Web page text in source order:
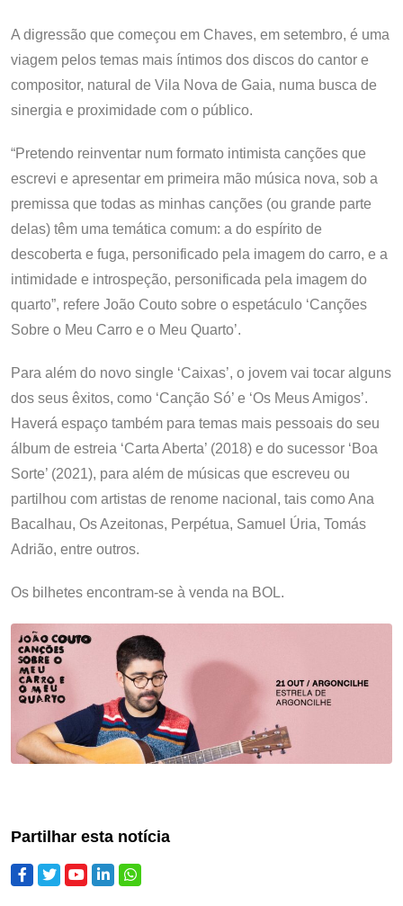
A digressão que começou em Chaves, em setembro, é uma
viagem pelos temas mais íntimos dos discos do cantor e
compositor, natural de Vila Nova de Gaia, numa busca de
sinergia e proximidade com o público.
“Pretendo reinventar num formato intimista canções que
escrevi e apresentar em primeira mão música nova, sob a
premissa que todas as minhas canções (ou grande parte
delas) têm uma temática comum: a do espírito de
descoberta e fuga, personificado pela imagem do carro, e a
intimidade e introspeção, personificada pela imagem do
quarto”, refere João Couto sobre o espetáculo ‘Canções
Sobre o Meu Carro e o Meu Quarto’.
Para além do novo single ‘Caixas’, o jovem vai tocar alguns
dos seus êxitos, como ‘Canção Só’ e ‘Os Meus Amigos’.
Haverá espaço também para temas mais pessoais do seu
álbum de estreia ‘Carta Aberta’ (2018) e do sucessor ‘Boa
Sorte’ (2021), para além de músicas que escreveu ou
partilhou com artistas de renome nacional, tais como Ana
Bacalhau, Os Azeitonas, Perpétua, Samuel Úria, Tomás
Adrião, entre outros.
Os bilhetes encontram-se à venda na BOL.
Partilhar esta notícia